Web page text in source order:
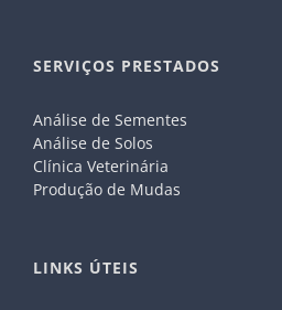
SERVIÇOS PRESTADOS
Análise de Sementes
Análise de Solos
Clínica Veterinária
Produção de Mudas
LINKS ÚTEIS